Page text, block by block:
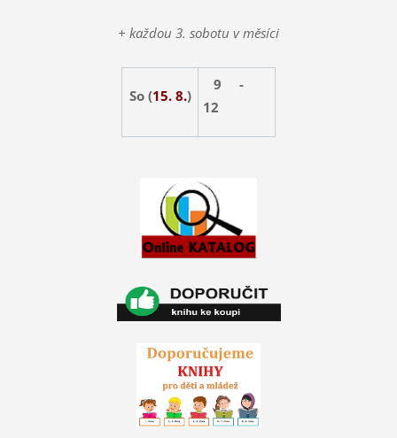
+ každou 3. sobotu v měsíci
So (15. 8.)
9 -
12